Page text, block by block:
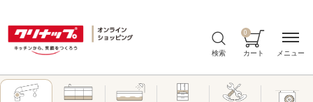
検索 カート
0
メニュー